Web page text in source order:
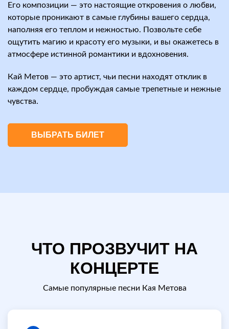
Его композиции — это настоящие откровения о любви,
которые проникают в самые глубины вашего сердца,
наполняя его теплом и нежностью. Позвольте себе
ощутить магию и красоту его музыки, и вы окажетесь в
атмосфере истинной романтики и вдохновения.
Кай Метов — это артист, чьи песни находят отклик в
каждом сердце, пробуждая самые трепетные и нежные
чувства.
ВЫБРАТЬ БИЛЕТ
ЧТО ПРОЗВУЧИТ НА
КОНЦЕРТЕ
Самые популярные песни Кая Метова